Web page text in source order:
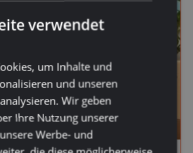
verwendet
um Inhalte und
und unseren
Wir geben
Ihre Nutzung unserer
Werbe- und